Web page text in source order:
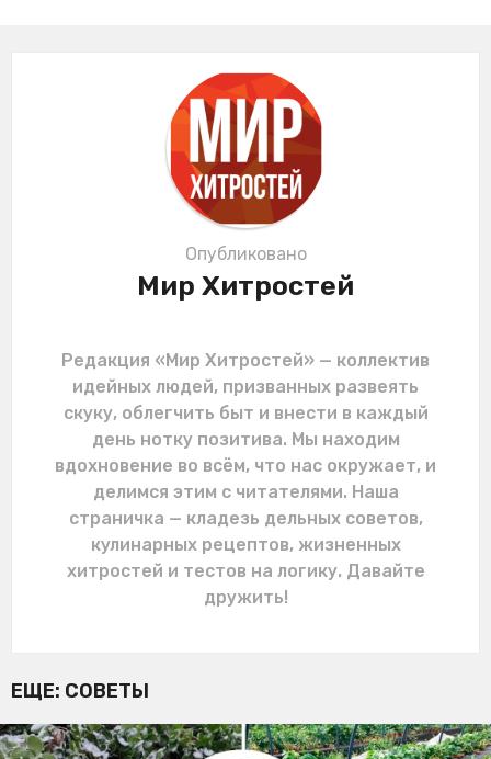
Опубликовано
Мир Хитростей
Редакция «Мир Хитростей» — коллектив
идейных людей, призванных развеять
скуку, облегчить быт и внести в каждый
день нотку позитива. Мы находим
вдохновение во всём, что нас окружает, и
делимся этим с читателями. Наша
страничка — кладезь дельных советов,
кулинарных рецептов, жизненных
хитростей и тестов на логику. Давайте
дружить!
ЕЩЕ: СОВЕТЫ